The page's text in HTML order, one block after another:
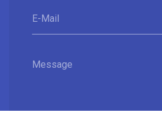
E-Mail
Message